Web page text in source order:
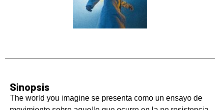
Sinopsis
The world you imagine se presenta como un ensayo de